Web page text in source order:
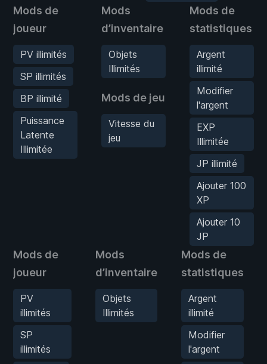
Mods de
joueur
PV illimités
SP illimités
BP illimité
Puissance
Latente
Illimitée
Mods
d’inventaire
Objets
Illimités
Mods de jeu
Vitesse du
jeu
Mods de
statistiques
Argent
illimité
Modifier
l'argent
EXP
Illimitée
JP illimité
Ajouter 100
XP
Ajouter 10
JP
Mods de
joueur
PV
illimités
SP
illimités
Mods
d’inventaire
Objets
Illimités
Mods de
statistiques
Argent
illimité
Modifier
l'argent